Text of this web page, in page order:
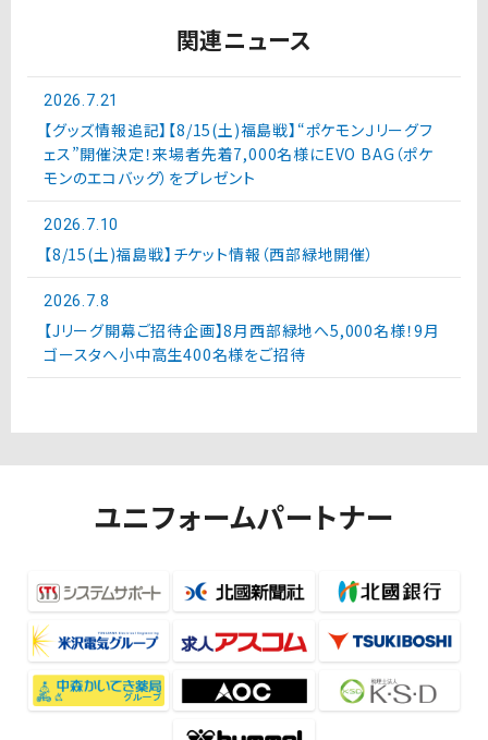
関連ニュース
2026.7.21
【グッズ情報追記】【8/15(土)福島戦】“ポケモンＪリーグフ
ェス”開催決定！来場者先着7,000名様にEVO BAG（ポケ
モンのエコバッグ）をプレゼント
2026.7.10
【8/15(土)福島戦】チケット情報（西部緑地開催）
2026.7.8
【Jリーグ開幕ご招待企画】8月西部緑地へ5,000名様！9月
ゴースタへ小中高生400名様をご招待
ユニフォームパートナー